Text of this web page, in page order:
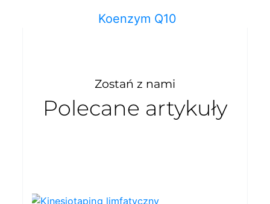
Koenzym Q10
Zostań z nami
Polecane artykuły